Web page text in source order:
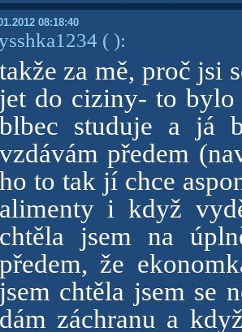
08:18:40
( ):
takže za mě, proč jsi
jet do ciziny- to bylo
blbec studuje a já
vzdávám předem
ho to tak jí chce
alimenty i když
chtěla jsem na
předem, že
jsem chtěla jsem se
dám záchranu a